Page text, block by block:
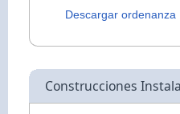
Descargar ordenanza
Construcciones